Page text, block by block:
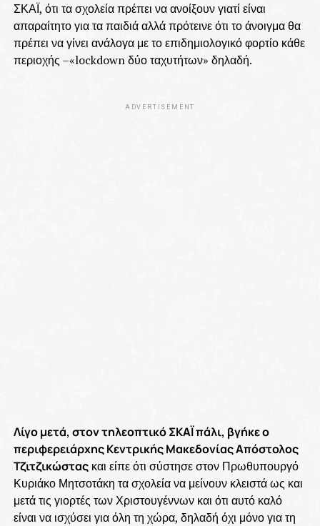
ΣΚΑΪ, ότι τα σχολεία πρέπει να ανοίξουν γιατί είναι
απαραίτητο για τα παιδιά αλλά πρότεινε ότι το άνοιγμα θα
πρέπει να γίνει ανάλογα με το επιδημιολογικό φορτίο κάθε
περιοχής –«lockdown δύο ταχυτήτων» δηλαδή.
ADVERTISEMENT
Λίγο μετά, στον τηλεοπτικό ΣΚΑΪ πάλι, βγήκε ο
περιφερειάρχης Κεντρικής Μακεδονίας Απόστολος
Τζιτζικώσταςκαι είπε ότι σύστησε στον Πρωθυπουργό
Κυριάκο Μητσοτάκη τα σχολεία να μείνουν κλειστά ως και
μετά τις γιορτές των Χριστουγέννων και ότι αυτό καλό
είναι να ισχύσει για όλη τη χώρα, δηλαδή όχι μόνο για τη